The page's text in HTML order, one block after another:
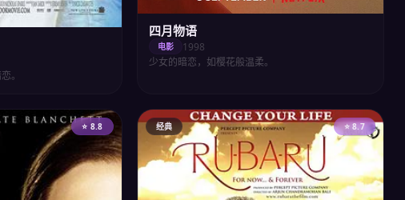
。
四月物语
电影
1998
少女的暗恋，如樱花般温柔。
⭐ 8.8 经典 ⭐ 8.7